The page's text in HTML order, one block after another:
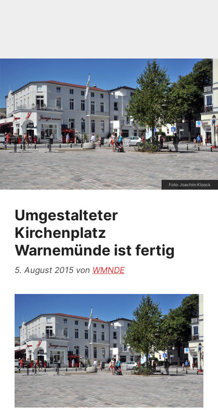
Foto: Joachim Kloock
Umgestalteter
Kirchenplatz
Warnemünde ist fertig
5. August 2015 von WMNDE